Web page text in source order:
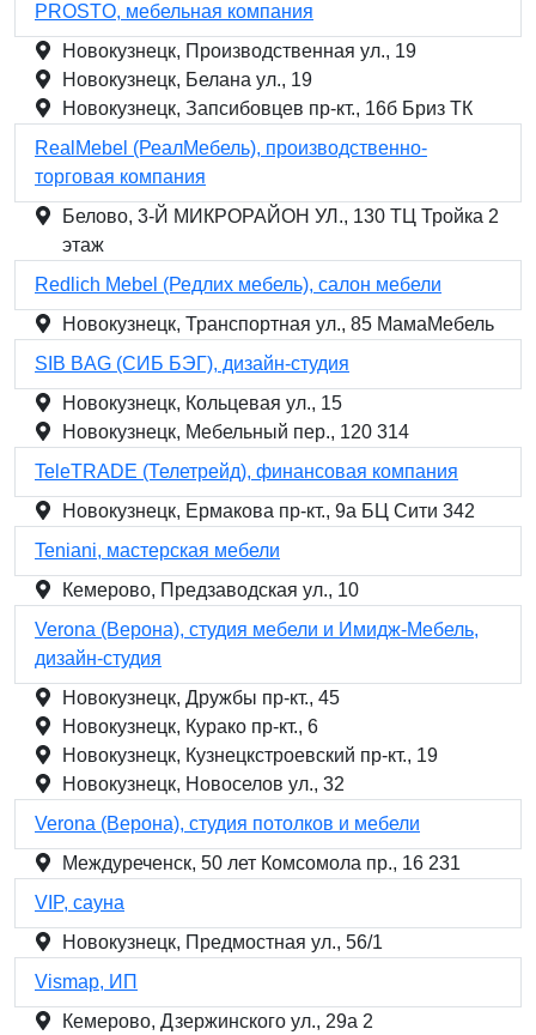
PROSTO, мебельная компания
Новокузнецк, Производственная ул., 19
Новокузнецк, Белана ул., 19
Новокузнецк, Запсибовцев пр-кт., 16б Бриз ТК
RealMebel (РеалМебель), производственно-
торговая компания
Белово, 3-Й МИКРОРАЙОН УЛ., 130 ТЦ Тройка 2
этаж
Redlich Mebel (Редлих мебель), салон мебели
Новокузнецк, Транспортная ул., 85 МамаМебель
SIB BAG (СИБ БЭГ), дизайн-студия
Новокузнецк, Кольцевая ул., 15
Новокузнецк, Мебельный пер., 120 314
TeleTRADE (Телетрейд), финансовая компания
Новокузнецк, Ермакова пр-кт., 9а БЦ Сити 342
Teniani, мастерская мебели
Кемерово, Предзаводская ул., 10
Verona (Верона), студия мебели и Имидж-Мебель,
дизайн-студия
Новокузнецк, Дружбы пр-кт., 45
Новокузнецк, Курако пр-кт., 6
Новокузнецк, Кузнецкстроевский пр-кт., 19
Новокузнецк, Новоселов ул., 32
Verona (Верона), студия потолков и мебели
Междуреченск, 50 лет Комсомола пр., 16 231
VIP, сауна
Новокузнецк, Предмостная ул., 56/1
Vismap, ИП
Кемерово, Дзержинского ул., 29а 2